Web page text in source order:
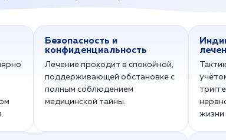
Безопасность и
конфиденциальность
Лечение проходит в спокойной,
поддерживающей обстановке с
полным соблюдением
медицинской тайны.
жизни